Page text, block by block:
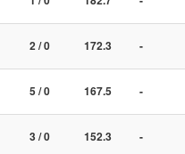
2 / 0 172.3 -
5 / 0 167.5 -
3 / 0 152.3 -